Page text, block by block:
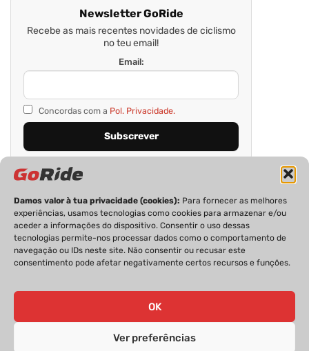
Damos valor à tua privacidade (cookies): Para fornecer as melhores
experiências, usamos tecnologias como cookies para armazenar e/ou
aceder a informações do dispositivo. Consentir o uso dessas
tecnologias permite-nos processar dados como o comportamento de
navegação ou IDs neste site. Não consentir ou recusar este
consentimento pode afetar negativamente certos recursos e funções.
OK
Ver preferências
Newsletter GoRide
Recebe as mais recentes novidades de ciclismo
no teu email!
Email:
Concordas com a Pol. Privacidade.
PRIVACIDADE FICHA TÉCNICA
ESTATUTO EDITORIAL